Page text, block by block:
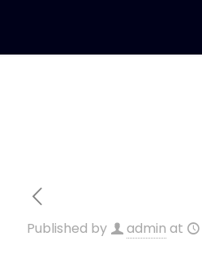
Published by admin at